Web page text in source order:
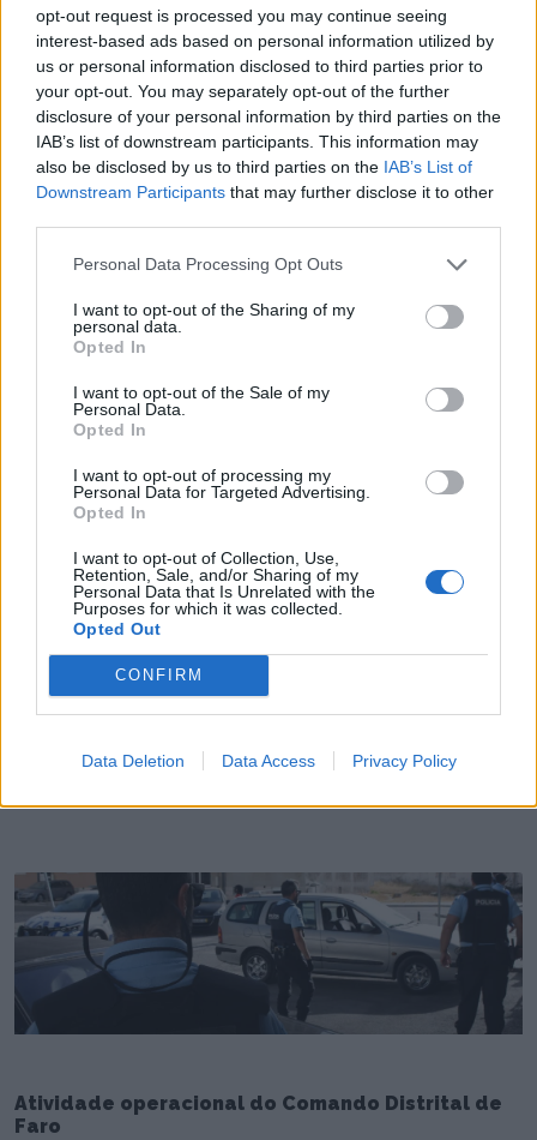
opt-out request is processed you may continue seeing
interest-based ads based on personal information utilized by
us or personal information disclosed to third parties prior to
your opt-out. You may separately opt-out of the further
disclosure of your personal information by third parties on the
IAB’s list of downstream participants. This information may
also be disclosed by us to third parties on the IAB’s List of
Downstream Participants that may further disclose it to other
Personal Data Processing Opt Outs
I want to opt-out of the Sharing of my
personal data.
Opted In
I want to opt-out of the Sale of my
Personal Data.
Opted In
I want to opt-out of processing my
Personal Data for Targeted Advertising.
Opted In
I want to opt-out of Collection, Use,
Retention, Sale, and/or Sharing of my
Personal Data that Is Unrelated with the
Purposes for which it was collected.
Opted Out
CONFIRM
Data Deletion Data Access Privacy Policy
Radares de Velocidade | Faro | agosto 2026
5/08/2026
domingo
4/08/2026
Seleção Nacional
Atividade operacional do Comando Distrital de
Faro